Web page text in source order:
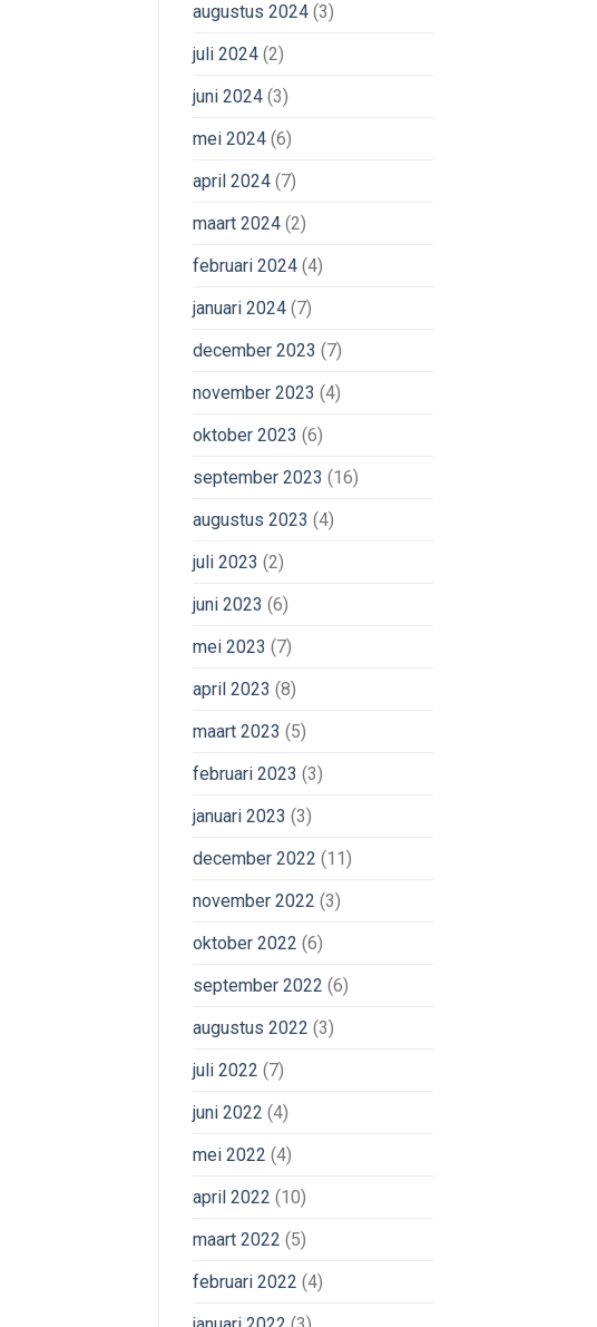
augustus 2024(3)
juli 2024(2)
juni 2024(3)
mei 2024(6)
april 2024(7)
maart 2024(2)
februari 2024(4)
januari 2024(7)
december 2023 (7)
november 2023 (4)
oktober 2023 (6)
september 2023 (16)
augustus 2023 (4)
juli 2023 (2)
juni 2023 (6)
mei 2023 (7)
april 2023 (8)
maart 2023 (5)
februari 2023 (3)
januari 2023 (3)
december 2022 (11)
november 2022 (3)
oktober 2022 (6)
september 2022 (6)
augustus 2022 (3)
juli 2022 (7)
juni 2022 (4)
mei 2022 (4)
april 2022 (10)
maart 2022 (5)
februari 2022 (4)